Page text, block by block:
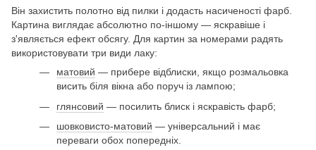
Він захистить полотно від пилки і додасть насиченості фарб.
Картина виглядає абсолютно по-іншому — яскравіше і
з'являється ефект обсягу. Для картин за номерами радять
використовувати три види лаку:
матовий — прибере відблиски, якщо розмальовка
висить біля вікна або поруч із лампою;
глянсовий — посилить блиск і яскравість фарб;
шовковисто-матовий — універсальний і має
переваги обох попередніх.